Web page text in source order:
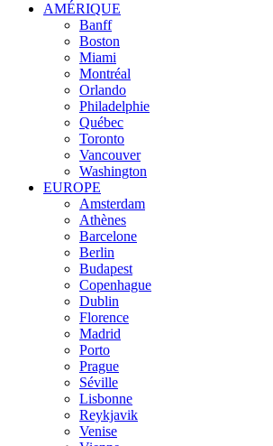
AMÉRIQUE
Banff
Boston
Miami
Montréal
Orlando
Philadelphie
Québec
Toronto
Vancouver
Washington
EUROPE
Amsterdam
Athènes
Barcelone
Berlin
Budapest
Copenhague
Dublin
Florence
Madrid
Porto
Prague
Séville
Lisbonne
Reykjavik
Venise